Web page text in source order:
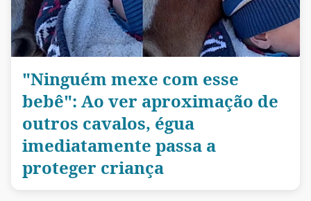
"Ninguém mexe com esse
bebê": Ao ver aproximação de
outros cavalos, égua
imediatamente passa a
proteger criança